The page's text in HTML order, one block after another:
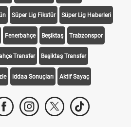
Süper Lig Fikstür Süper Lig Haberleri
Fenerbahçe Beşiktaş Trabzonspor
Transfer Beşiktaş Transfer
iddaa Sonuçları Aktif Sayaç